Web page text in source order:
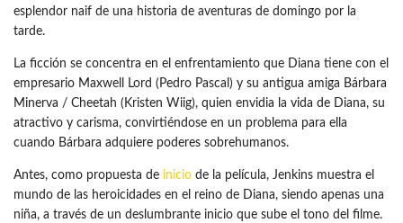
esplendor naif de una historia de aventuras de domingo por la
tarde.
La ficción se concentra en el enfrentamiento que Diana tiene con el
empresario Maxwell Lord (Pedro Pascal) y su antigua amiga Bárbara
Minerva / Cheetah (Kristen Wiig), quien envidia la vida de Diana, su
atractivo y carisma, convirtiéndose en un problema para ella
cuando Bárbara adquiere poderes sobrehumanos.
Antes, como propuesta de inicio de la película, Jenkins muestra el
mundo de las heroicidades en el reino de Diana, siendo apenas una
niña, a través de un deslumbrante inicio que sube el tono del filme.